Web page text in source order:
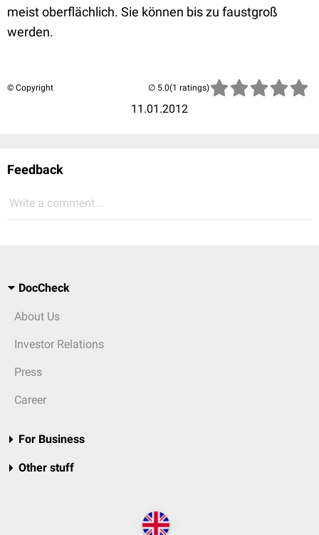
meist oberflächlich. Sie können bis zu faustgroß
werden.
© Copyright
11.01.2012
(1 ratings)
Feedback
Write a comment...
DocCheck
About Us
Investor Relations
Press
Career
For Business
Other stuff